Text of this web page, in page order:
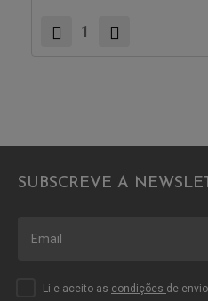
SUBSCREVE A
Li e aceito as condições de